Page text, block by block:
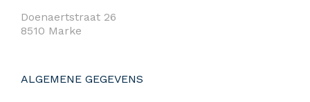
Doenaertstraat 26
8510 Marke
ALGEMENE GEGEVENS